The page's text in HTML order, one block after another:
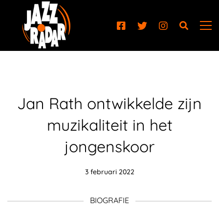
Jan Rath ontwikkelde zijn
muzikaliteit in het
jongenskoor
3 februari 2022
BIOGRAFIE